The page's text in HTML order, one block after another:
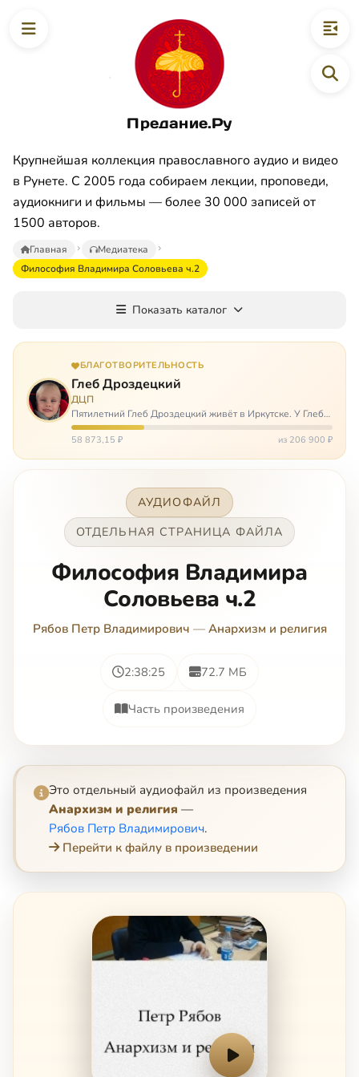
Предание.Ру
Крупнейшая коллекция православного аудио и видео
в Рунете. С 2005 года собираем лекции, проповеди,
аудиокниги и фильмы — более 30 000 записей от
1500 авторов.
Главная
Медиатека
Философия Владимира Соловьева ч.2
Показать каталог
БЛАГОТВОРИТЕЛЬНОСТЬ
Глеб Дроздецкий
ДЦП
Пятилетний Глеб Дроздецкий живёт в Иркутске. У Глеба
ДЦП из-за перенесённого в младенчестве менингита,
но его положение осложняется эпилепсией, с которой
58 873,15 ₽ из 206 900 ₽
АУДИОФАЙЛ
ОТДЕЛЬНАЯ СТРАНИЦА ФАЙЛА
Философия Владимира
Соловьева ч.2
Рябов Петр Владимирович — Анархизм и религия
2:38:25 72.7 МБ
Часть произведения
Это отдельный аудиофайл из произведения
Анархизм и религия —
Рябов Петр Владимирович.
Перейти к файлу в произведении